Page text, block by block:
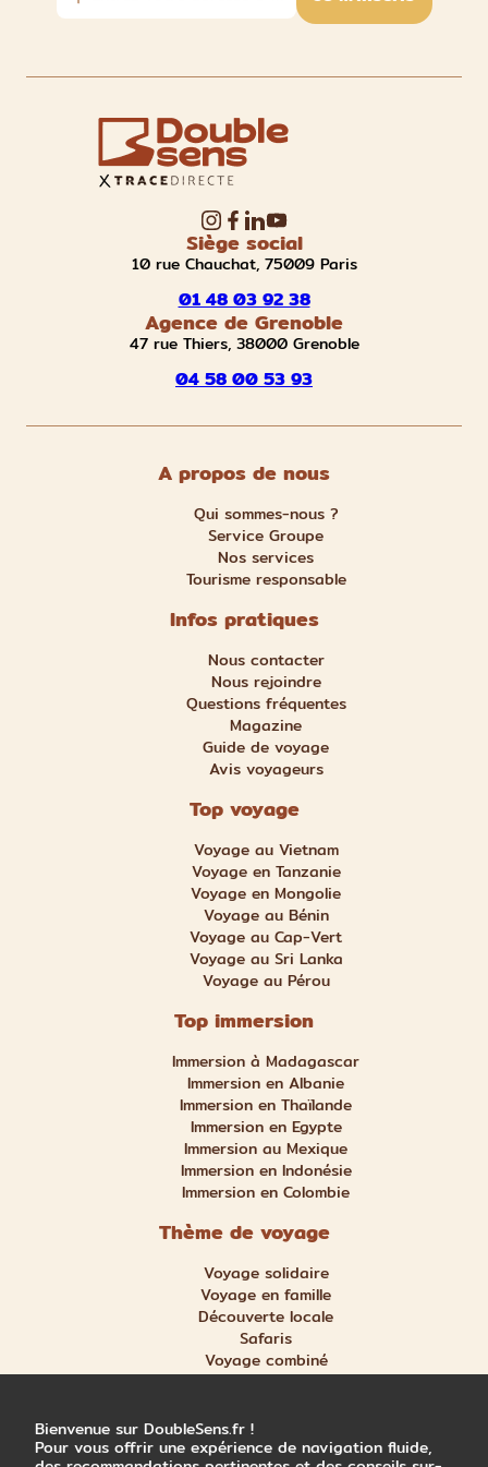
Siège social
10 rue Chauchat, 75009 Paris
01 48 03 92 38
Agence de Grenoble
47 rue Thiers, 38000 Grenoble
04 58 00 53 93
A propos de nous
Qui sommes-nous ?
Service Groupe
Nos services
Tourisme responsable
Infos pratiques
Nous contacter
Nous rejoindre
Questions fréquentes
Magazine
Guide de voyage
Avis voyageurs
Top voyage
Voyage au Vietnam
Voyage en Tanzanie
Voyage en Mongolie
Voyage au Bénin
Voyage au Cap-Vert
Voyage au Sri Lanka
Voyage au Pérou
Top immersion
Immersion à Madagascar
Immersion en Albanie
Immersion en Thaïlande
Immersion en Egypte
Immersion au Mexique
Immersion en Indonésie
Immersion en Colombie
Thème de voyage
Voyage solidaire
Voyage en famille
Découverte locale
Safaris
Voyage combiné
Nature et aventure
Bienvenue sur DoubleSens.fr !
Pour vous offrir une expérience de navigation fluide,